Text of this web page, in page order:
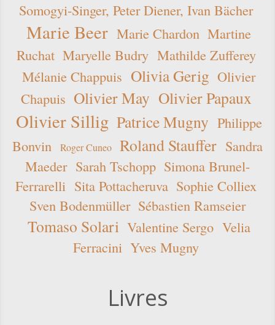
Somogyi-Singer, Peter Diener, Ivan Bächer
Marie Beer Marie Chardon Martine
Ruchat Maryelle Budry Mathilde Zufferey
Mélanie Chappuis Olivia Gerig Olivier
Chapuis Olivier May Olivier Papaux
Olivier Sillig Patrice Mugny Philippe
Bonvin
Roger Cuneo Roland Stauffer Sandra
Maeder Sarah Tschopp Simona Brunel-
Ferrarelli Sita Pottacheruva Sophie Colliex
Sven Bodenmüller Sébastien Ramseier
Tomaso Solari Valentine Sergo Velia
Ferracini Yves Mugny
Livres